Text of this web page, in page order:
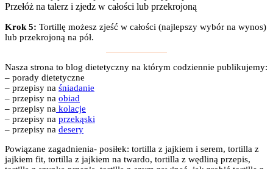
Przełóż na talerz i zjedz w całości lub przekrojoną
Krok 5: Tortillę możesz zjeść w całości (najlepszy wybór na wynos)
lub przekrojoną na pół.
Nasza strona to blog dietetyczny na którym codziennie publikujemy:
– porady dietetyczne
– przepisy na śniadanie
– przepisy na obiad
– przepisy na kolacje
– przepisy na przekąski
– przepisy na desery
Powiązane zagadnienia- posiłek: tortilla z jajkiem i serem, tortilla z
jajkiem fit, tortilla z jajkiem na twardo, tortilla z wędliną przepis,